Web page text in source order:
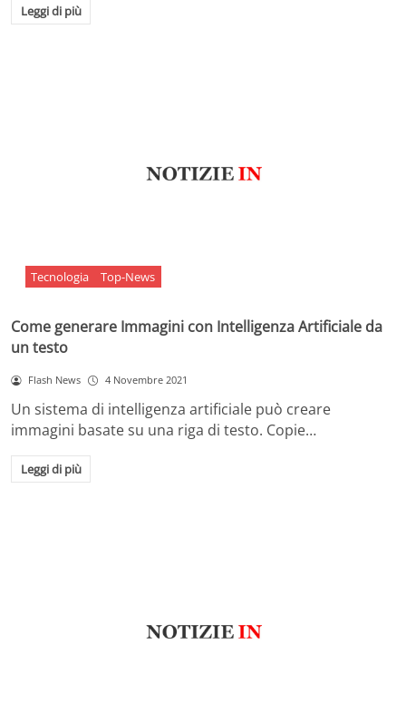
Leggi di più
Tecnologia Top-News
Come generare Immagini con Intelligenza Artificiale da
un testo
Flash News 4 Novembre 2021
Un sistema di intelligenza artificiale può creare
immagini basate su una riga di testo. Copie…
Leggi di più